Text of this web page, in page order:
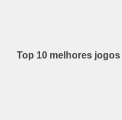
Top 10 melhores